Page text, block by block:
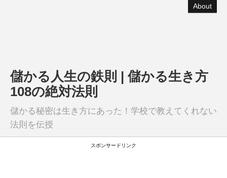
About
儲かる人生の鉄則 | 儲かる生き方
108の絶対法則
儲かる秘密は生き方にあった！学校で教えてくれない
法則を伝授
スポンサードリンク